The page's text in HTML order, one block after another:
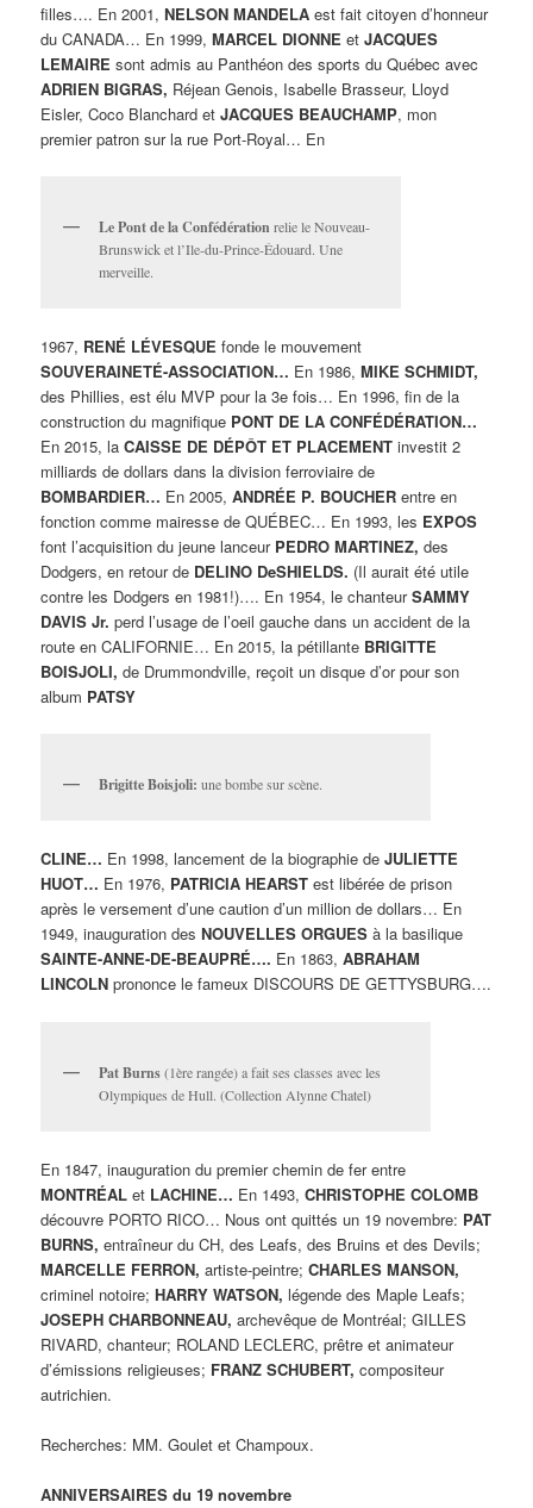
filles…. En 2001,NELSON MANDELA est fait citoyen d’honneur
du CANADA… En 1999,MARCEL DIONNE etJACQUES
LEMAIRE sont admis au Panthéon des sports du Québec avec
ADRIEN BIGRAS, Réjean Genois, Isabelle Brasseur, Lloyd
Eisler, Coco Blanchard etJACQUES BEAUCHAMP, mon
premier patron sur la rue Port-Royal… En
Le Pont de la Confédération relie le Nouveau-
Brunswick et l’Ile-du-Prince-Édouard. Une
merveille.
1967, RENÉ LÉVESQUE fonde le mouvement
SOUVERAINETÉ-ASSOCIATION… En 1986,MIKE SCHMIDT,
des Phillies, est élu MVP pour la 3e fois… En 1996, fin de la
construction du magnifique PONT DE LA CONFÉDÉRATION…
En 2015, laCAISSE DE DÉPÔT ET PLACEMENT investit 2
milliards de dollars dans la division ferroviaire de
BOMBARDIER… En 2005,ANDRÉE P. BOUCHER entre en
fonction comme mairesse de QUÉBEC… En 1993, les EXPOS
font l’acquisition du jeune lanceur PEDRO MARTINEZ, des
Dodgers, en retour de DELINO DeSHIELDS. (Il aurait été utile
contre les Dodgers en 1981!)…. En 1954, le chanteurSAMMY
DAVIS Jr. perd l’usage de l’oeil gauche dans un accident de la
route en CALIFORNIE… En 2015, la pétillante BRIGITTE
BOISJOLI, de Drummondville, reçoit un disque d’or pour son
album PATSY
Brigitte Boisjoli: une bombe sur scène.
CLINE… En 1998, lancement de la biographie deJULIETTE
HUOT… En 1976, PATRICIA HEARST est libérée de prison
après le versement d’une caution d’un million de dollars… En
1949, inauguration desNOUVELLES ORGUES à la basilique
SAINTE-ANNE-DE-BEAUPRÉ…. En 1863,ABRAHAM
LINCOLN prononce le fameux DISCOURS DE GETTYSBURG….
Pat Burns(1ère rangée) a fait ses classes avec les
Olympiques de Hull. (Collection Alynne Chatel)
En 1847, inauguration du premier chemin de fer entre
MONTRÉAL et LACHINE… En 1493,CHRISTOPHE COLOMB
découvre PORTO RICO… Nous ont quittés un 19 novembre: PAT
BURNS, entraîneur du CH, des Leafs, des Bruins et des Devils;
MARCELLE FERRON, artiste-peintre;CHARLES MANSON,
criminel notoire;HARRY WATSON, légende des Maple Leafs;
JOSEPH CHARBONNEAU, archevêque de Montréal; GILLES
RIVARD, chanteur; ROLAND LECLERC, prêtre et animateur
d’émissions religieuses; FRANZ SCHUBERT, compositeur
autrichien.
Recherches: MM. Goulet et Champoux.
ANNIVERSAIRES du 19 novembre